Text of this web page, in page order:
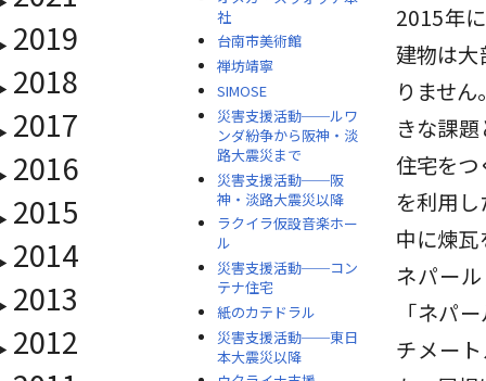
2019
2018
2017
2016
2015
2014
2013
2012
社
台南市美術館
禅坊靖寧
SIMOSE
災害支援活動──ルワ
ンダ紛争から阪神・淡
路大震災まで
災害支援活動──阪
神・淡路大震災以降
ラクイラ仮設音楽ホー
ル
災害支援活動──コン
テナ住宅
紙のカテドラル
災害支援活動──東日
本大震災以降
2015年
建物は大
りませ
きな課
住宅をつ
を利用
中に煉
ネパー
「ネパ
チメー